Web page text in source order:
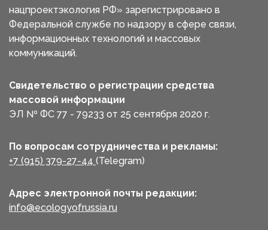
нацпроектэкология РФ» зарегистрировано в
Федеральной службе по надзору в сфере связи,
информационных технологий и массовых
коммуникаций.
Свидетельство о регистрации средства
массовой информации
ЭЛ № ФС 77 - 79233 от 25 сентября 2020 г.
По вопросам сотрудничества и рекламы:
+7 (915) 379-27-44 (Telegram)
Адрес электронной почты редакции:
info@ecologyofrussia.ru